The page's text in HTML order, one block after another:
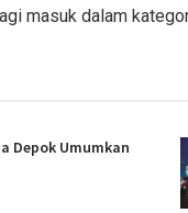
masuk dalam
Depok Umumkan